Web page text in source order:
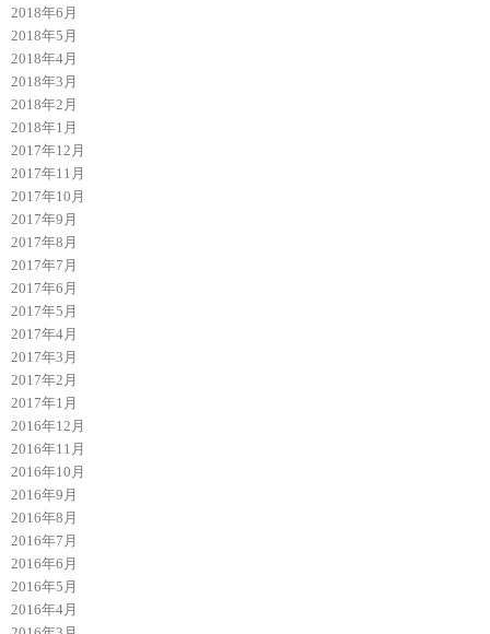
2018年6月
2018年5月
2018年4月
2018年3月
2018年2月
2018年1月
2017年12月
2017年11月
2017年10月
2017年9月
2017年8月
2017年7月
2017年6月
2017年5月
2017年4月
2017年3月
2017年2月
2017年1月
2016年12月
2016年11月
2016年10月
2016年9月
2016年8月
2016年7月
2016年6月
2016年5月
2016年4月